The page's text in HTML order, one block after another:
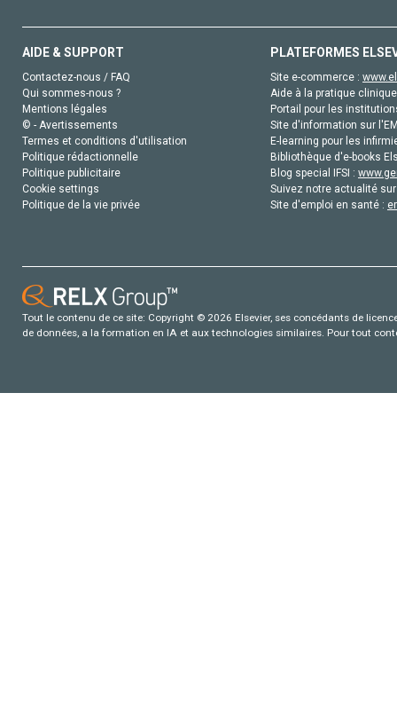
AIDE & SUPPORT
Contactez-nous / FAQ
Qui sommes-nous ?
Mentions légales
© - Avertissements
Termes et conditions d'utilisation
Politique rédactionnelle
Politique publicitaire
Cookie settings
Politique de la vie privée
PLATEFORMES
Site e-commerce :
Aide à la pratique
Portail pour les
Site d'information sur
E-learning pour les
Bibliothèque d'e-books
Blog special IFSI :
Suivez notre actualité
Site d'emploi en santé :
Tout le contenu de ce site: Copyright © 2026 Elsevier, ses concédants de
de données, a la formation en IA et aux technologies similaires. Pour tout